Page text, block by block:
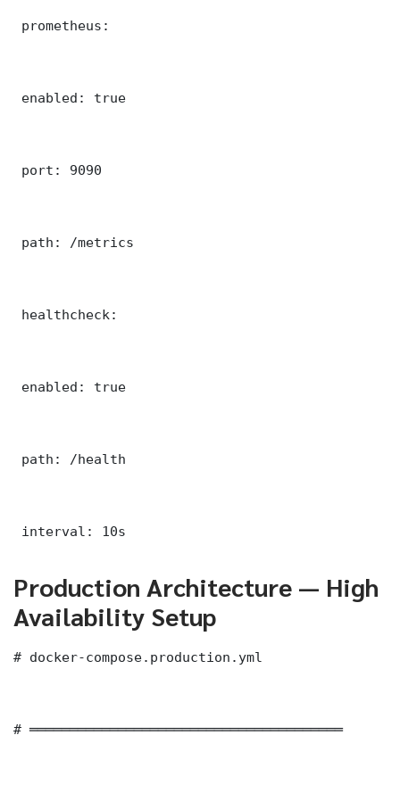
prometheus:
enabled: true
port: 9090
path: /metrics
healthcheck:
enabled: true
path: /health
interval: 10s
Production Architecture — High
Availability Setup
# docker-compose.production.yml
# ═══════════════════════════════════════